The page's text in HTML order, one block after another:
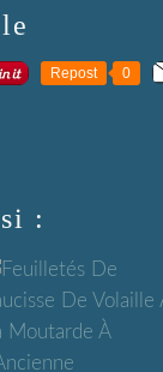
Repost 0
: